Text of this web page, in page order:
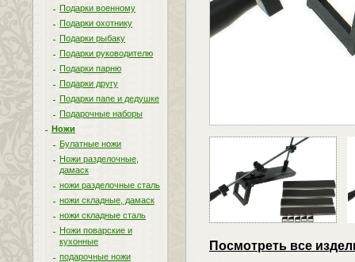
Подарки военному
Подарки охотнику
Подарки рыбаку
Подарки руководителю
Подарки парню
Подарки другу
Подарки папе и дедушке
Подарочные наборы
Ножи
Булатные ножи
Ножи разделочные,
дамаск
ножи разделочные сталь
ножи складные, дамаск
ножи складные сталь
Ножи поварские и
кухонные
подарочные ножи
Посмотреть все